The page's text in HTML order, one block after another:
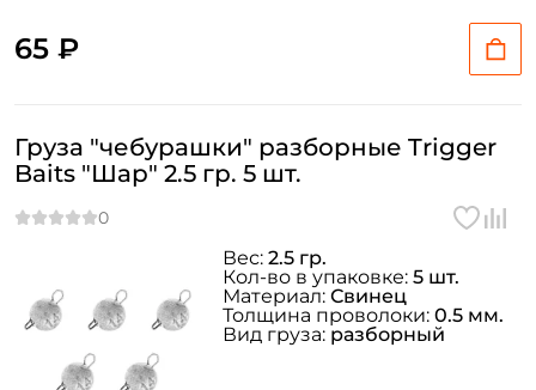
65 ₽
Груза "чебурашки" разборные Trigger
Baits "Шар" 2.5 гр. 5 шт.
Вес: 2.5 гр.
Кол-во в упаковке: 5 шт.
Материал: Свинец
Толщина проволоки: 0.5 мм.
Вид груза: разборный